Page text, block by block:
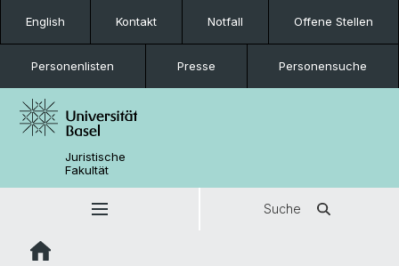
English Kontakt Notfall Offene Stellen
Personenlisten Presse Personensuche
Juristische
Fakultät
Suche